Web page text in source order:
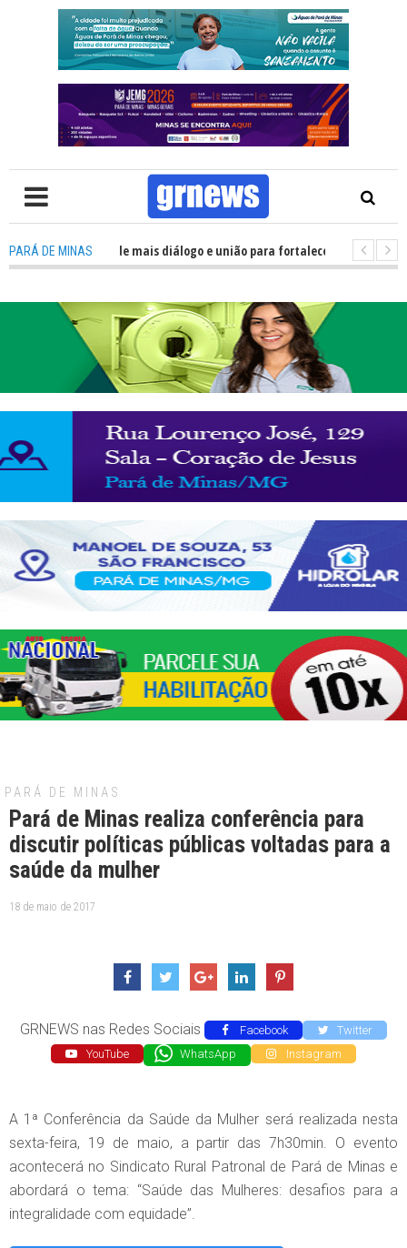
PARÁ DE MINAS
Política precisa de mais diálogo e união para fortalecer Minas e Pará
PARÁ DE MINAS
Pará de Minas realiza conferência para
discutir políticas públicas voltadas para a
saúde da mulher
18 de maio de 2017
GRNEWS nas Redes Sociais Facebook
Twitter
YouTube
WhatsApp Instagram
A 1ª Conferência da Saúde da Mulher será realizada nesta
sexta-feira, 19 de maio, a partir das 7h30min. O evento
acontecerá no Sindicato Rural Patronal de Pará de Minas e
abordará o tema: “Saúde das Mulheres: desafios para a
integralidade com equidade”.